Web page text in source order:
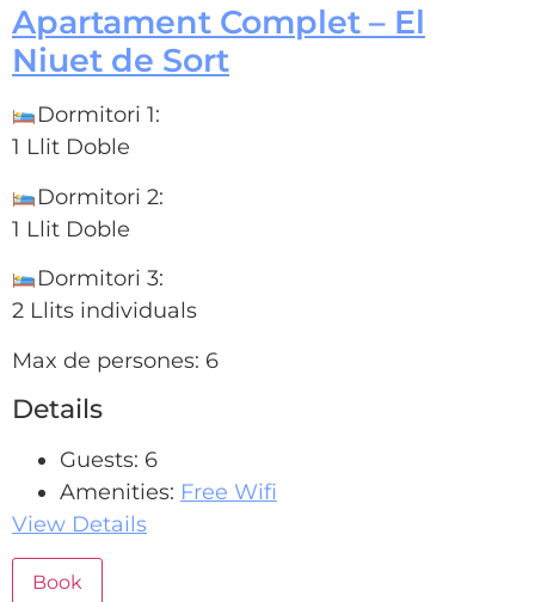
Apartament Complet – El
Niuet de Sort
Dormitori 1:
1 Llit Doble
Dormitori 2:
1 Llit Doble
Dormitori 3:
2 Llits individuals
Max de persones: 6
Details
Guests: 6
Amenities: Free Wifi
View Details
Book